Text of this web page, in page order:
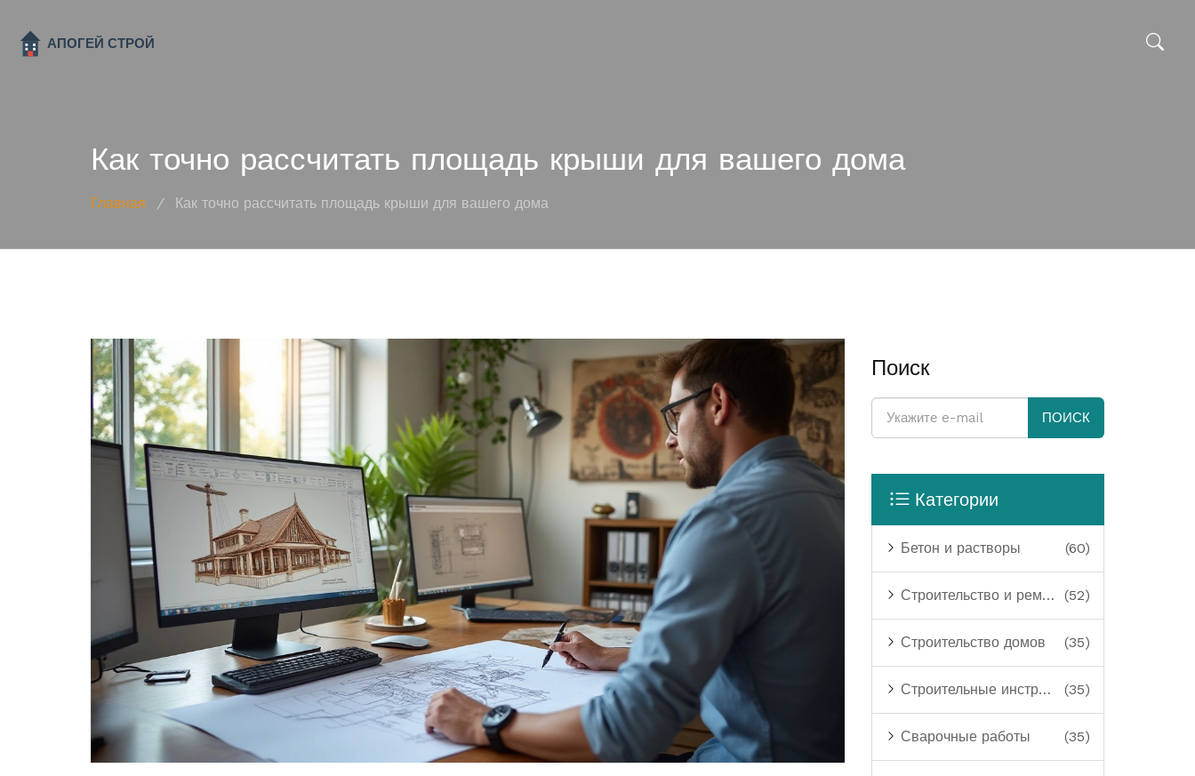
Как точно рассчитать площадь крыши для вашего дома
Главная / Как точно рассчитать площадь крыши для вашего дома
Поиск
ПОИСК
Категории
Бетон и растворы (60)
Строительство и ремонт (52)
Строительство домов (35)
Строительные инструменты (35)
Сварочные работы (35)